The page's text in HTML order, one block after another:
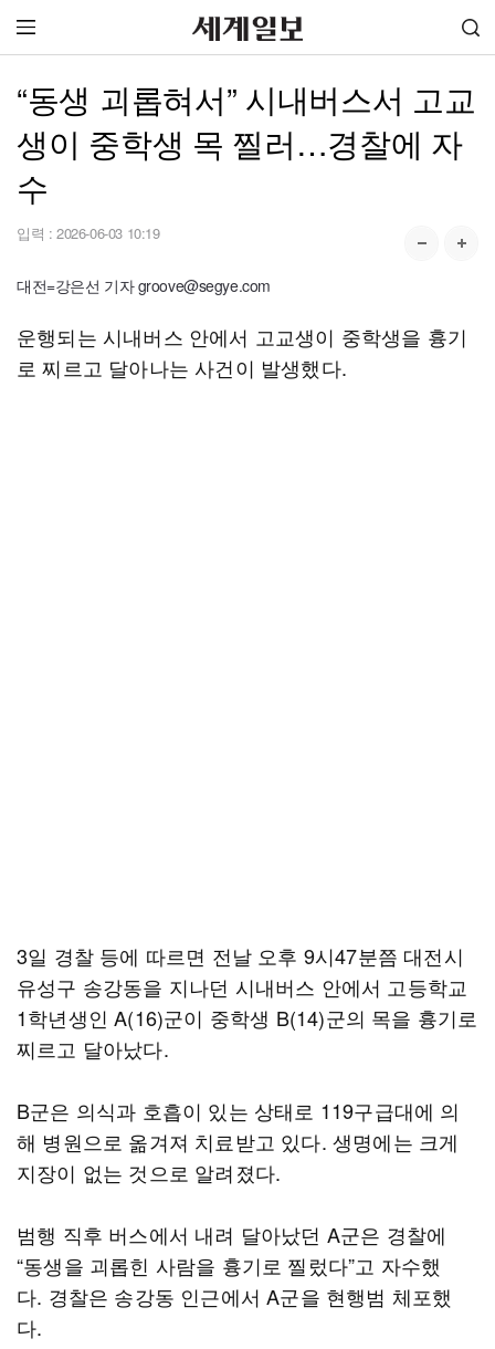
“동생 괴롭혀서” 시내버스서 고교
생이 중학생 목 찔러…경찰에 자
수
입력 : 2026-06-03 10:19
대전=강은선 기자 groove@segye.com
운행되는 시내버스 안에서 고교생이 중학생을 흉기
로 찌르고 달아나는 사건이 발생했다.
3일 경찰 등에 따르면 전날 오후 9시47분쯤 대전시
유성구 송강동을 지나던 시내버스 안에서 고등학교
1학년생인 A(16)군이 중학생 B(14)군의 목을 흉기로
찌르고 달아났다.
B군은 의식과 호흡이 있는 상태로 119구급대에 의
해 병원으로 옮겨져 치료받고 있다. 생명에는 크게
지장이 없는 것으로 알려졌다.
범행 직후 버스에서 내려 달아났던 A군은 경찰에
“동생을 괴롭힌 사람을 흉기로 찔렀다”고 자수했
다. 경찰은 송강동 인근에서 A군을 현행범 체포했
다.